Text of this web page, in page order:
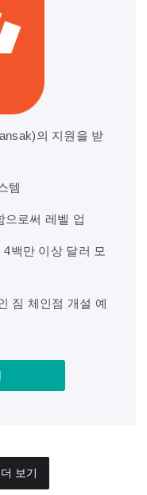
의 지원을 받
템
으로써 레벨 업
백만 이상 달러 모
짐 체인점 개설 예
더 보기